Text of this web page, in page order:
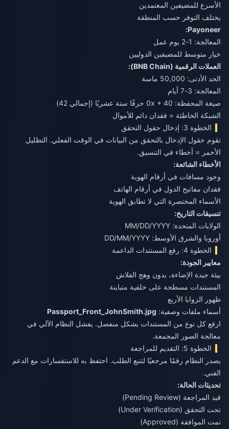
الأسرع للمضيفين المعتمدين
يختلف التوفر حسب المنطقة
Payoneer:
المعالجة: 1-2 يوم عمل
خيار متوسط للمضيفين الدوليين
العملات الرقمية (BNB Chain):
الحد الأدنى: 50,000 ماسة
المعالجة: 3-7 أيام
صيغة المحفظة: 0x + 40 حرفًا ستة عشريًا (إجمالي 42)
الشبكة الخاطئة = فقدان دائم للأموال
الخطوة 3: إدخال حقول التحقق
تقوم حقول الإدخال بالتحقق من البيانات في الوقت الفعلي. التظليل
الأحمر = أخطاء في التنسيق.
الأخطاء الشائعة:
وجود مسافات في أرقام الهوية
فقدان مفاتيح الدول في أرقام الهاتف
الأسماء المختصرة التي لا تطابق الهوية
تنسيقات التاريخ:
الولايات المتحدة: MM/DD/YYYY
أوروبا والشرق الأوسط: DD/MM/YYYY
الخطوة 4: رفع المستندات الداعمة
معايير الجودة:
بيئة جيدة الإضاءة، بدون وهج الفلاش
المستندات مسطحة على خلفية متباينة
ظهور الزوايا الأربع
أسماء ملفات وصفية: Passport_Front_JohnSmith.jpg
ارفع كل نوع من المستندات بشكل منفصل. يفشل النظام الآلي في
معالجة الصور المجمعة.
الخطوة 5: التقديم للمراجعة
يصدر النظام رقمًا مرجعيًا لتتبع الطلب. احتفظ به للاستفسارات مع الدعم
الفني.
تحديثات الحالة:
قيد المراجعة (Pending Review)
تحت التحقق (Under Verification)
تمت الموافقة (Approved)